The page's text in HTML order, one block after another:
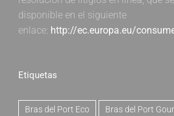
disponible en el siguiente
enlace: http://ec.europa.eu/
Etiquetas
Bras del Port Eco Bras del Port